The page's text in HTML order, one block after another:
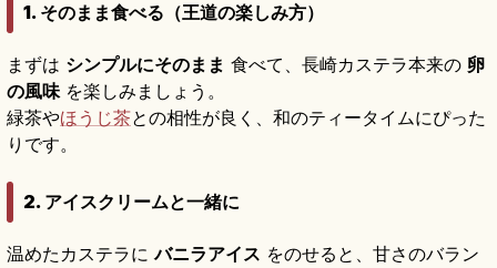
1. そのまま食べる（王道の楽しみ方）
まずは シンプルにそのまま 食べて、長崎カステラ本来の 卵
の風味を楽しみましょう。
緑茶やほうじ茶との相性が良く、和のティータイムにぴった
りです。
2. アイスクリームと一緒に
温めたカステラにバニラアイス をのせると、甘さのバラン